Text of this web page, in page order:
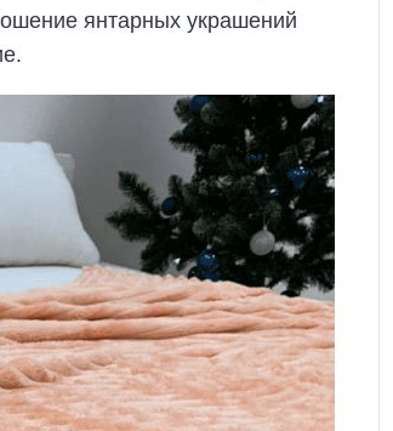
янтарных украшений